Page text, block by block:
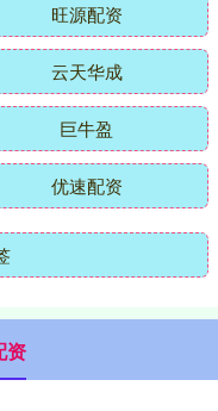
旺源配资
云天华成
巨牛盈
优速配资
资